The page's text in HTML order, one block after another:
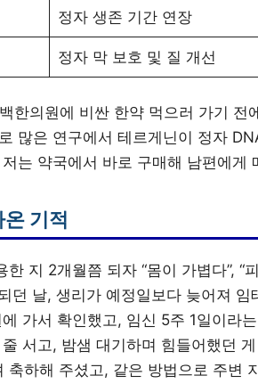
정자 생존 기간 연장
정자 막 보호 및 질 개선
한의원에 비싼 한약 먹으러 가기 전
많은 연구에서 테르게닌이 정자
는 약국에서 바로 구매해 남편에게
기적
한 지 2개월쯤 되자 “몸이 가볍다”, “
던 날, 생리가 예정일보다 늦어져
가서 확인했고, 임신 5주 1일이라
서고, 밤샘 대기하며 힘들어했던
축하해 주셨고, 같은 방법으로 주변